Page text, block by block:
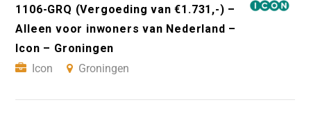
1106-GRQ (Vergoeding van €1.731,-) –
Alleen voor inwoners van Nederland –
Icon – Groningen
Icon
Groningen